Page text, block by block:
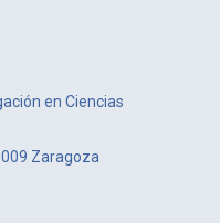
en Ciencias
Zaragoza